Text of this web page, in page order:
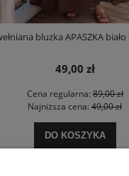
bluzka APASZKA
49,00 zł
Cena regularna:89,00 zł
Najniższa cena: 49,00 zł
DO KOSZYKA